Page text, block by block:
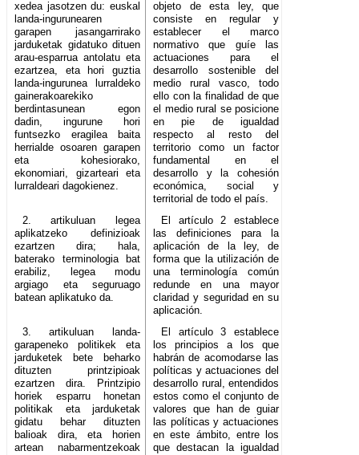
xedea jasotzen du: euskal
landa-ingurunearen
garapen jasangarrirako
jarduketak gidatuko dituen
arau-esparrua antolatu eta
ezartzea, eta hori guztia
landa-ingurunea lurraldeko
gainerakoarekiko
berdintasunean egon
dadin, ingurune hori
funtsezko eragilea baita
herrialde osoaren garapen
eta kohesiorako,
ekonomiari, gizarteari eta
lurraldeari dagokienez.
objeto de esta ley, que
consiste en regular y
establecer el marco
normativo que guíe las
actuaciones para el
desarrollo sostenible del
medio rural vasco, todo
ello con la finalidad de que
el medio rural se posicione
en pie de igualdad
respecto al resto del
territorio como un factor
fundamental en el
desarrollo y la cohesión
económica, social y
territorial de todo el país.
2. artikuluan legea
aplikatzeko definizioak
ezartzen dira; hala,
baterako terminologia bat
erabiliz, legea modu
argiago eta seguruago
batean aplikatuko da.
El artículo 2 establece
las definiciones para la
aplicación de la ley, de
forma que la utilización de
una terminología común
redunde en una mayor
claridad y seguridad en su
aplicación.
3. artikuluan landa-
garapeneko politikek eta
jarduketek bete beharko
dituzten printzipioak
ezartzen dira. Printzipio
horiek esparru honetan
politikak eta jarduketak
gidatu behar dituzten
balioak dira, eta horien
artean nabarmentzekoak
El artículo 3 establece
los principios a los que
habrán de acomodarse las
políticas y actuaciones del
desarrollo rural, entendidos
estos como el conjunto de
valores que han de guiar
las políticas y actuaciones
en este ámbito, entre los
que destacan la igualdad